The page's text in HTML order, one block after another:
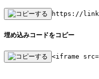
https://
埋め込みコードをコピー
<iframe